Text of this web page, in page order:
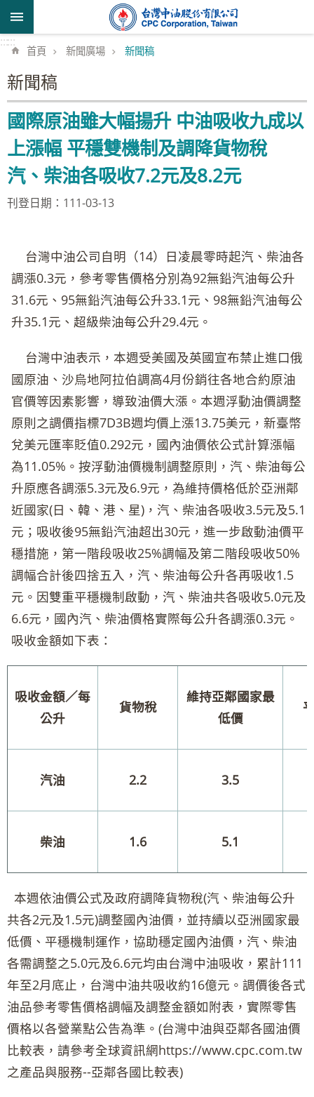
跳到主要內容區塊
::::::
首頁 新聞廣場 新聞稿
新聞稿
國際原油雖大幅揚升 中油吸收九成以
上漲幅 平穩雙機制及調降貨物稅
汽、柴油各吸收7.2元及8.2元
刊登日期：111-03-13
台灣中油公司自明（14）日凌晨零時起汽、柴油各
調漲0.3元，參考零售價格分別為92無鉛汽油每公升
31.6元、95無鉛汽油每公升33.1元、98無鉛汽油每公
升35.1元、超級柴油每公升29.4元。
台灣中油表示，本週受美國及英國宣布禁止進口俄
國原油、沙烏地阿拉伯調高4月份銷往各地合約原油
官價等因素影響，導致油價大漲。本週浮動油價調整
原則之調價指標7D3B週均價上漲13.75美元，新臺幣
兌美元匯率貶值0.292元，國內油價依公式計算漲幅
為11.05%。按浮動油價機制調整原則，汽、柴油每公
升原應各調漲5.3元及6.9元，為維持價格低於亞洲鄰
近國家(日、韓、港、星)，汽、柴油各吸收3.5元及5.1
元；吸收後95無鉛汽油超出30元，進一步啟動油價平
穩措施，第一階段吸收25%調幅及第二階段吸收50%
調幅合計後四捨五入，汽、柴油每公升各再吸收1.5
元。因雙重平穩機制啟動，汽、柴油共各吸收5.0元及
6.6元，國內汽、柴油價格實際每公升各調漲0.3元。
吸收金額如下表：
吸收金額／每
公升
貨物稅
維持亞鄰國家最
低價
汽油 2.2 3.5
柴油 1.6 5.1
本週依油價公式及政府調降貨物稅(汽、柴油每公升
共各2元及1.5元)調整國內油價，並持續以亞洲國家最
低價、平穩機制運作，協助穩定國內油價，汽、柴油
各需調整之5.0元及6.6元均由台灣中油吸收，累計111
年至2月底止，台灣中油共吸收約16億元。調價後各式
油品參考零售價格調幅及調整金額如附表，實際零售
價格以各營業點公告為準。(台灣中油與亞鄰各國油價
比較表，請參考全球資訊網https://www.cpc.com.tw
之產品與服務--亞鄰各國比較表)